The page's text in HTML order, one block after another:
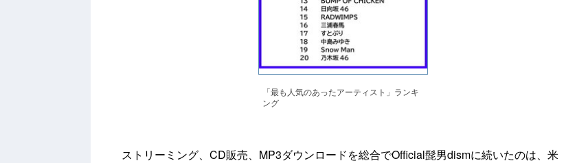
「最も人気のあったアーティスト」ランキ
ング
ストリーミング、CD販売、MP3ダウンロードを総合でOfficial髭男dismに続いたのは、米